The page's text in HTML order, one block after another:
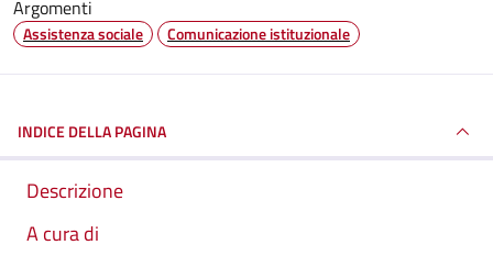
Argomenti
Assistenza sociale Comunicazione istituzionale
INDICE DELLA PAGINA
Descrizione
A cura di